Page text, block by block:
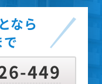
なら
449